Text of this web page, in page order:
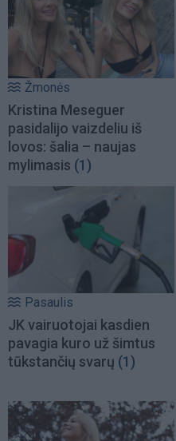
Žmonės
Kristina Meseguer
pasidalijo vaizdeliu iš
lovos: šalia – naujas
mylimasis (1)
Pasaulis
JK vairuotojai kasdien
pavagia kuro už šimtus
tūkstančių svarų (1)